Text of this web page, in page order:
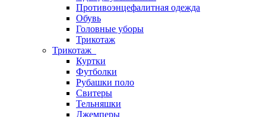
Противоэнцефалитная одежда
Обувь
Головные уборы
Трикотаж
Трикотаж
Куртки
Футболки
Рубашки поло
Свитеры
Тельняшки
Джемперы